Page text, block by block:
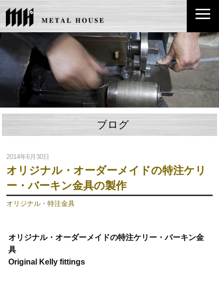
ブログ
2014年6月30日
オリジナル・オーダーメイドの特注ケリ
ー・バーキン金具の製作
オリジナル・特注金具
オリジナル・オーダーメイドの特注ケリー・バーキン金
具
Original Kelly fittings